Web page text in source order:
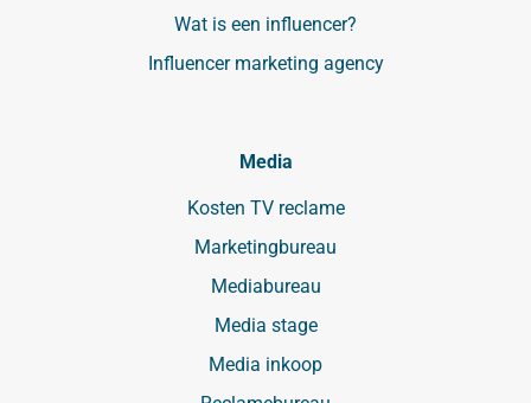
Wat is een influencer?
Influencer marketing agency
Media
Kosten TV reclame
Marketingbureau
Mediabureau
Media stage
Media inkoop